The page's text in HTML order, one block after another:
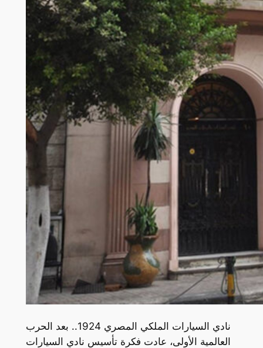
نادي السيارات الملكي المصري 1924.. بعد الحرب
العالمية الأولى، عادت فكرة تأسيس نادي السيارات